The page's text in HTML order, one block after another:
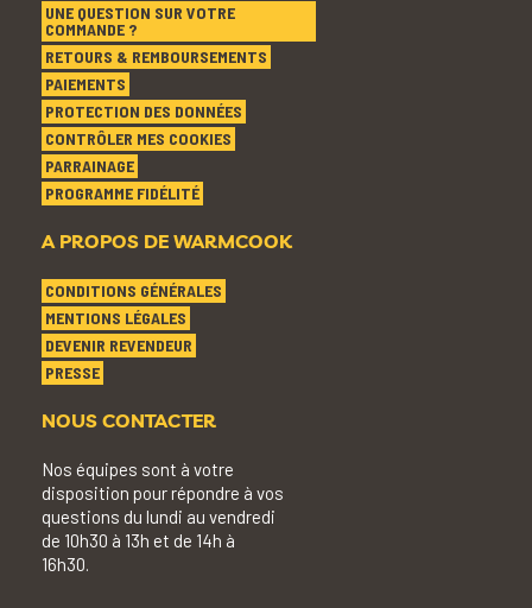
UNE QUESTION SUR VOTRE
COMMANDE ?
RETOURS & REMBOURSEMENTS
PAIEMENTS
PROTECTION DES DONNÉES
CONTRÔLER MES COOKIES
PARRAINAGE
PROGRAMME FIDÉLITÉ
A PROPOS DE WARMCOOK
CONDITIONS GÉNÉRALES
MENTIONS LÉGALES
DEVENIR REVENDEUR
PRESSE
NOUS CONTACTER
Nos équipes sont à votre
disposition pour répondre à vos
questions du lundi au vendredi
de 10h30 à 13h et de 14h à
16h30.